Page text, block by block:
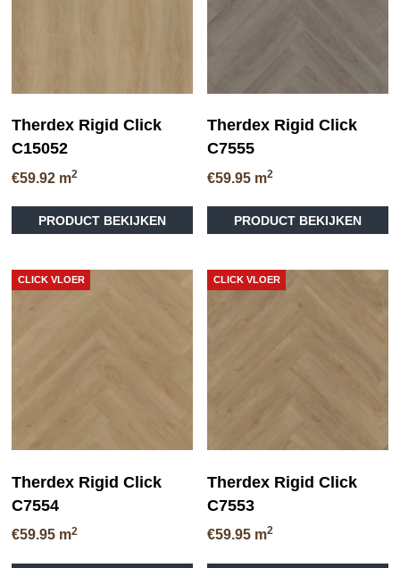
Therdex Rigid Click
C15052
€59.92 m2
PRODUCT BEKIJKEN
Therdex Rigid Click
C7555
€59.95 m2
PRODUCT BEKIJKEN
CLICK VLOER
Therdex Rigid Click
C7554
€59.95 m2
CLICK VLOER
Therdex Rigid Click
C7553
€59.95 m2